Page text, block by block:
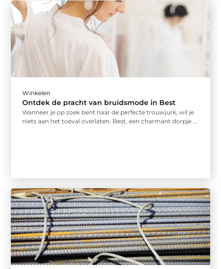
Winkelen
Ontdek de pracht van bruidsmode in Best
Wanneer je op zoek bent naar de perfecte trouwjurk, wil je
niets aan het toeval overlaten. Best, een charmant dorpje ...